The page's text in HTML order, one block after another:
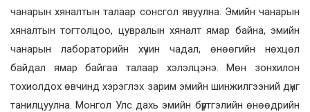
чанарын хяналтын талаар сонсгол явуулна. Эмийн чанарын
хяналтын тогтолцоо, цувралын хяналт ямар байна, эмийн
чанарын лабораторийн хүчин чадал, өнөөгийн нөхцөл
байдал ямар байгаа талаар хэлэлцэнэ. Мөн зонхилон
тохиолдох өвчинд хэрэглэх зарим эмийн шинжилгээний дүнг
танилцуулна. Монгол Улс дахь эмийн бүртгэлийн өнөөдрийн